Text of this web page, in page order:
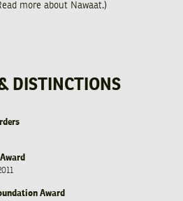
more about Nawaat.)
DISTINCTIONS
Award